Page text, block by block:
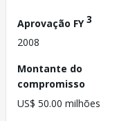
Aprovação FY3
2008
Montante do
compromisso
US$ 50.00 milhões